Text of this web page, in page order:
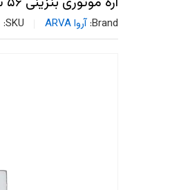
Brand: آروا ARVA SKU: